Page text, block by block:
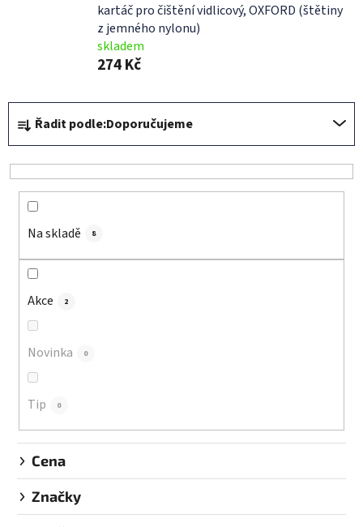
kartáč pro čištění vidlicový, OXFORD (štětiny
z jemného nylonu)
skladem
274 Kč
Ř
a
z
e
Řadit podle:Doporučujeme
Na skladě 8
Akce 2
Novinka 0
Tip 0
Cena
Značky